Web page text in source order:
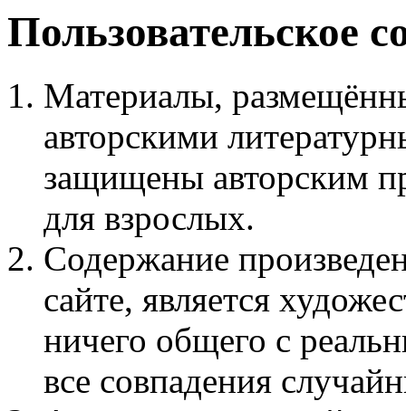
Пользовательское
Материалы,
авторскими
защищены авторским
для взрослых.
Содержание
сайте, является
ничего общего с
все совпадения